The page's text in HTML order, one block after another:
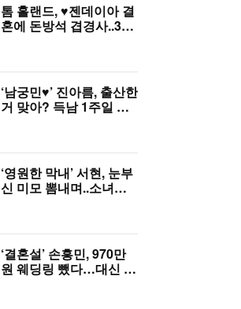
톰 홀랜드, ♥︎젠데이아 결
혼에 돈방석 겹경사..350
‘남궁민♥’ 진아름, 출산한
거 맞아? 득남 1주일 만
‘영원한 막내’ 서현, 눈부
신 미모 뽐내며..소녀시
‘결혼설’ 손흥민, 970만
원 웨딩링 뺐다…대신 왼